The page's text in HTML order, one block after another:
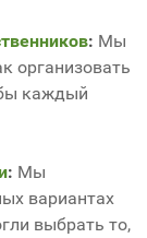
: Мы
организовать
каждый
: Мы
вариантах
выбрать то,